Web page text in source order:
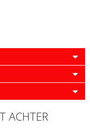
ACHTER